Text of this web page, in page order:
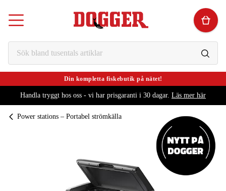
Din kompletta fiskebutik på nätet!
Handla tryggt hos oss - vi har prisgaranti i 30 dagar. Läs mer här
Power stations – Portabel strömkälla